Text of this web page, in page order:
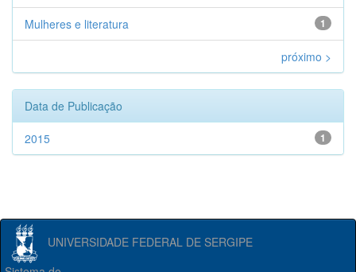
1
Mulheres e literatura
próximo >
Data de Publicação
1
2015
UNIVERSIDADE FEDERAL DE SERGIPE